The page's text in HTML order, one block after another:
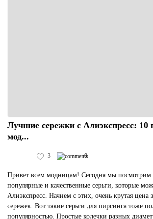
Лучшие сережки с Алиэкспресс: 10
мод...
3 0
Привет всем модницам! Сегодня мы посмотрим
популярные и качественные серьги, которые
Алиэкспресс. Начнем с этих, очень крутая цена
сережек. Вот такие серьги для пирсинга тоже
популярностью. Простые колечки разных